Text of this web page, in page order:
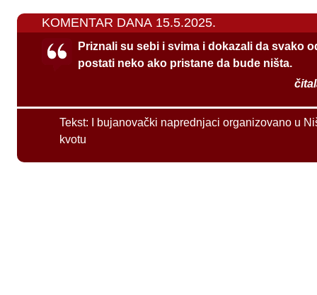
KOMENTAR DANA 15.5.2025.
Priznali su sebi i svima i dokazali da svako
postati neko ako pristane da bude ništa.
Tekst:
I bujanovački naprednjaci organizovano u
kvotu